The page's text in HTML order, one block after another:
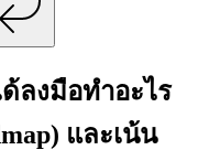
ลงมือทำอะไร
และเน้น